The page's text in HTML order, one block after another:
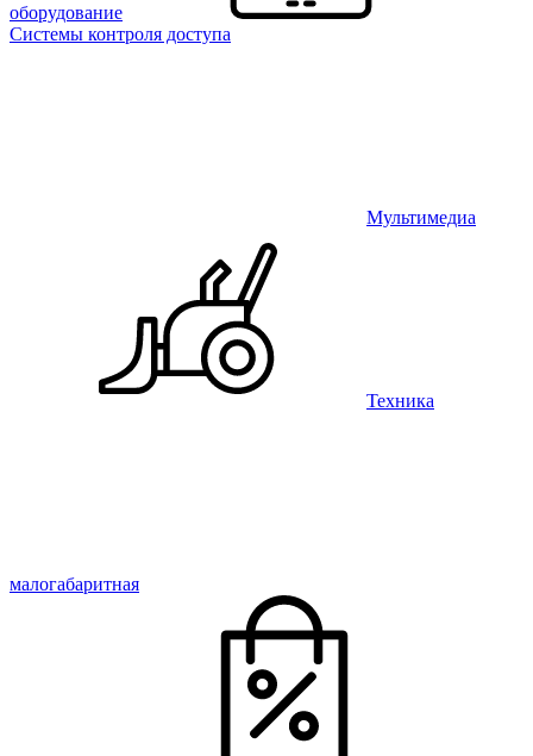
оборудование
Системы контроля доступа
Мультимедиа
Техника
малогабаритная